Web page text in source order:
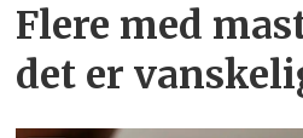
Flere med
det er